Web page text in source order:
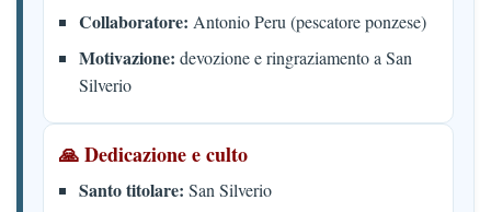
Collaboratore: Antonio Peru (pescatore ponzese)
Motivazione: devozione e ringraziamento a San
Silverio
🙏 Dedicazione e culto
Santo titolare: San Silverio